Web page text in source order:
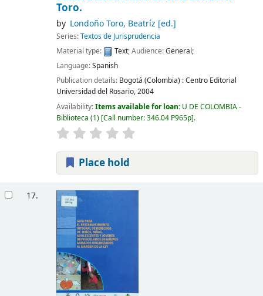
Toro.
by Londoño Toro, Beatríz [ed.]
Series:Textos de Jurisprudencia
Material type:
Text; Audience:General;
Language:Spanish
Publication details: Bogotá (Colombia) :Centro Editorial
Universidad del Rosario,2004
Availability:Items available for loan: U DE COLOMBIA -
Biblioteca (1) Call number:346.04 P965p .
Place hold
17.